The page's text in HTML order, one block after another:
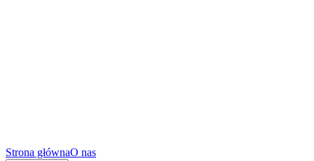
Strona głównaO nas